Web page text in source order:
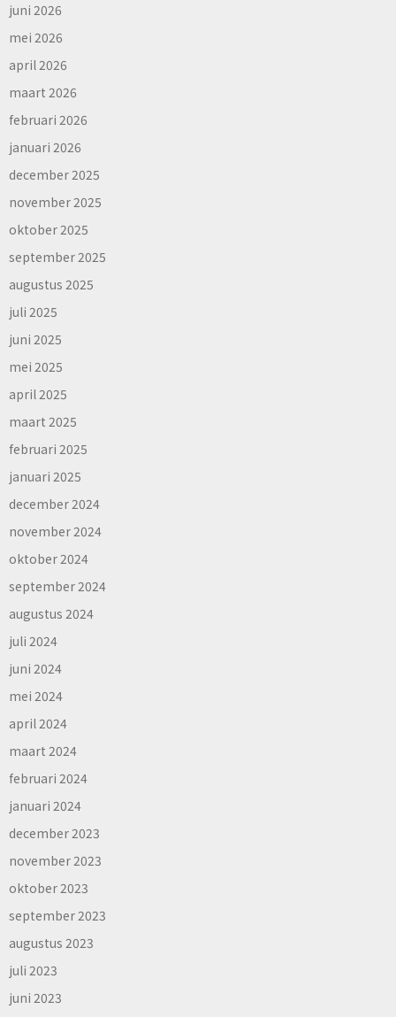
juni 2026
mei 2026
april 2026
maart 2026
februari 2026
januari 2026
december 2025
november 2025
oktober 2025
september 2025
augustus 2025
juli 2025
juni 2025
mei 2025
april 2025
maart 2025
februari 2025
januari 2025
december 2024
november 2024
oktober 2024
september 2024
augustus 2024
juli 2024
juni 2024
mei 2024
april 2024
maart 2024
februari 2024
januari 2024
december 2023
november 2023
oktober 2023
september 2023
augustus 2023
juli 2023
juni 2023